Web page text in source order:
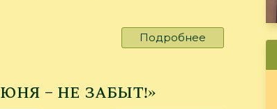
Подробнее
Мастерская
– не забыт!»